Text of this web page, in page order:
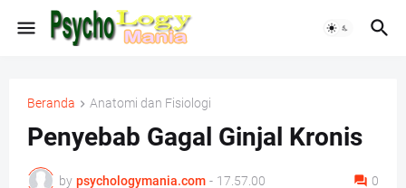
Beranda Anatomi dan Fisiologi
Penyebab Gagal Ginjal Kronis
by psychologymania.com - 17.57.00 0